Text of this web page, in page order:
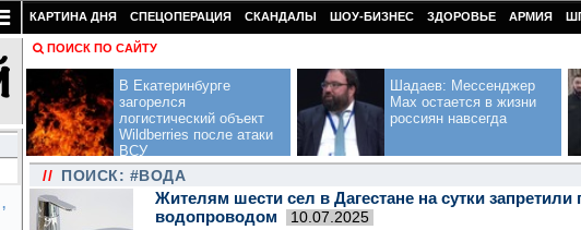
,
КАРТИНА ДНЯ СПЕЦОПЕРАЦИЯ СКАНДАЛЫ ШОУ-БИЗНЕС ЗДОРОВЬЕ АРМИЯ
ПОИСК ПО САЙТУ
В Екатеринбурге
загорелся
логистический объект
Wildberries после атаки
ВСУ
Шадаев: Мессенджер
Max остается в жизни
россиян навсегда
// ПОИСК: #ВОДА
Жителям шести сел в Дагестане на сутки запретили
водопроводом
10.07.2025